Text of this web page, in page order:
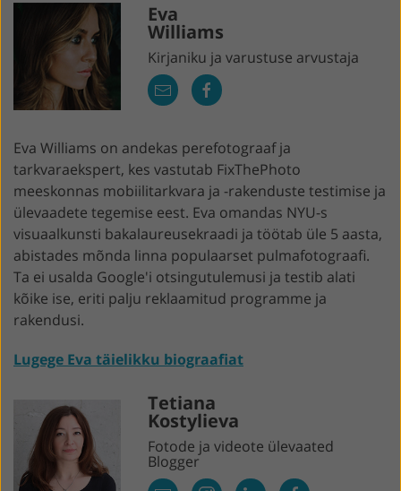
Eva
Williams
Kirjaniku ja varustuse arvustaja
Eva Williams on andekas perefotograaf ja
tarkvaraekspert, kes vastutab FixThePhoto
meeskonnas mobiilitarkvara ja -rakenduste testimise ja
ülevaadete tegemise eest. Eva omandas NYU-s
visuaalkunsti bakalaureusekraadi ja töötab üle 5 aasta,
abistades mõnda linna populaarset pulmafotograafi.
Ta ei usalda Google'i otsingutulemusi ja testib alati
kõike ise, eriti palju reklaamitud programme ja
rakendusi.
Lugege Eva täielikku biograafiat
Tetiana
Kostylieva
Fotode ja videote ülevaated
Blogger